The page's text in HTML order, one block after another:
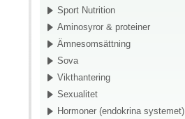
Sport Nutrition
Aminosyror & proteiner
Ämnesomsättning
Sova
Vikthantering
Sexualitet
Hormoner (endokrina systemet)